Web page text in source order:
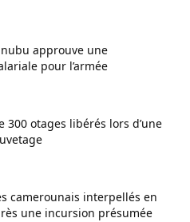
approuve une
pour l’armée
300 otages libérés lors d’une
camerounais interpellés en
une incursion présumée